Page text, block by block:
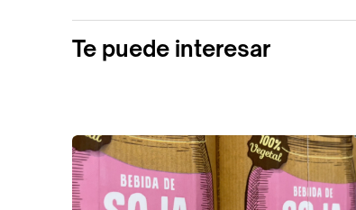
Te puede interesar